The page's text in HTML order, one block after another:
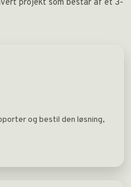
projekt som består af et 3-
og bestil den løsning,